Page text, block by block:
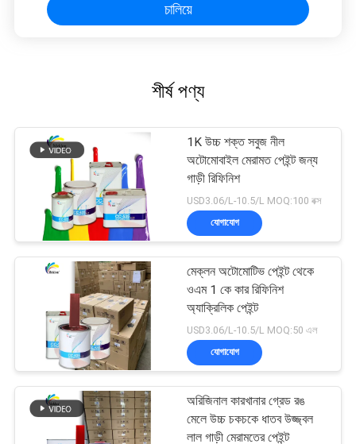
চালিয়ে
শীর্ষ পণ্য
1K উচ্চ শক্ত সবুজ নীল
অটোমোবাইল মেরামত পেইন্ট জন্য
গাড়ী রিফিনিশ
USD3.06/L-10.5/L MOQ:100 বক্স
যোগাযোগ
মেক্লন অটোমোটিভ পেইন্ট থেকে
ওএম 1 কে কার রিফিনিশ
অ্যাক্রিলিক পেইন্ট
USD3.06/L-10.5/L MOQ:50 এল
যোগাযোগ
অরিজিনাল কারখানার গ্রেড রঙ
মেলে উচ্চ চকচকে ধাতব উজ্জ্বল
লাল গাড়ী মেরামতের পেইন্ট